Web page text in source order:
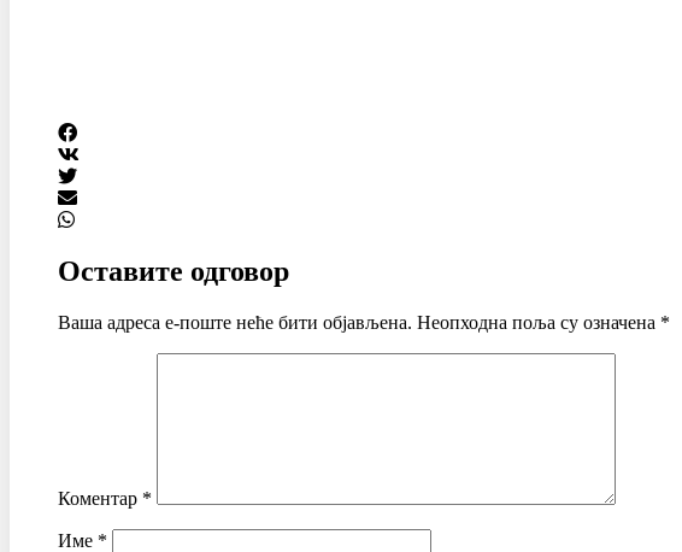
Оставите одговор
Ваша адреса е-поште неће бити објављена. Неопходна поља су означена *
Коментар *
Име *